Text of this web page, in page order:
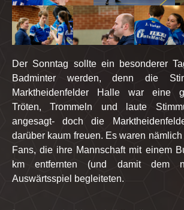
Der Sonntag sollte ein besonderer
Badminter werden, denn die
Marktheidenfelder Halle war eine
Tröten, Trommeln und laute
angesagt- doch die
darüber kaum freuen. Es waren
Fans, die ihre Mannschaft mit einem
km entfernten (und damit dem
Auswärtsspiel begleiteten.